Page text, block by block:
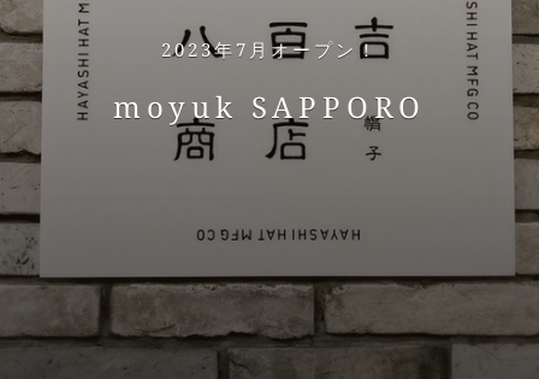
2023年7月オープン！
moyuk SAPPORO